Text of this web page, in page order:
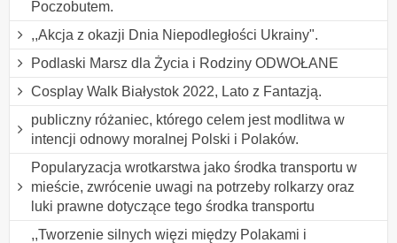
Poczobutem.
,,Akcja z okazji Dnia Niepodległości Ukrainy".
Podlaski Marsz dla Życia i Rodziny ODWOŁANE
Cosplay Walk Białystok 2022, Lato z Fantazją.
publiczny różaniec, którego celem jest modlitwa w
intencji odnowy moralnej Polski i Polaków.
Popularyzacja wrotkarstwa jako środka transportu w
mieście, zwrócenie uwagi na potrzeby rolkarzy oraz
luki prawne dotyczące tego środka transportu
,,Tworzenie silnych więzi między Polakami i